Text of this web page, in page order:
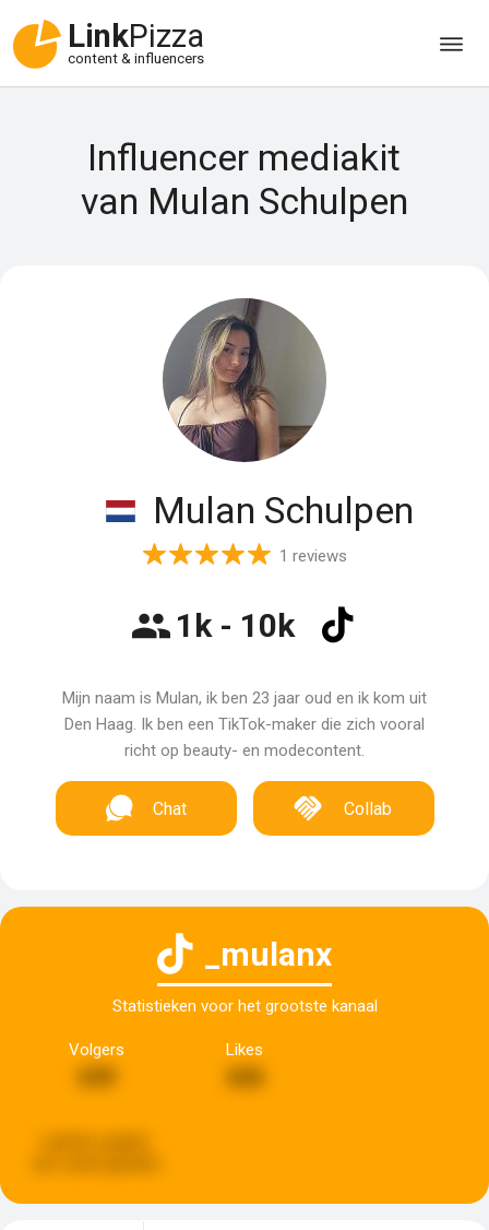
LinkPizza
content & influencers
Influencer mediakit
van Mulan Schulpen
Mulan Schulpen
1 reviews
1k - 10k
Mijn naam is Mulan, ik ben 23 jaar oud en ik kom uit
Den Haag. Ik ben een TikTok-maker die zich vooral
richt op beauty- en modecontent.
Chat Collab
_mulanx
Statistieken voor het grootste kanaal
Volgers Likes
626